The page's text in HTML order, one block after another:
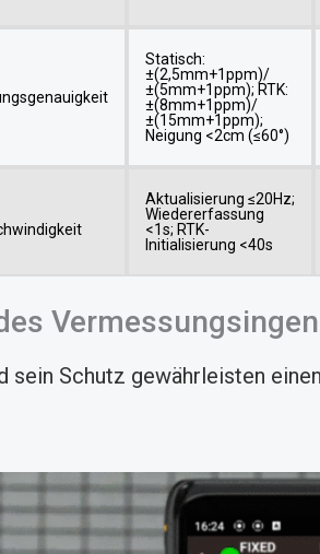
Statisch:
±(2,5mm+1ppm)/
±(5mm+1ppm); RTK:
±(8mm+1ppm)/
±(15mm+1ppm);
Neigung <2cm (≤60°)
Aktualisierung ≤20Hz;
Wiedererfassung
<1s; RTK-
Initialisierung <40s
sein Schutz gewährleisten